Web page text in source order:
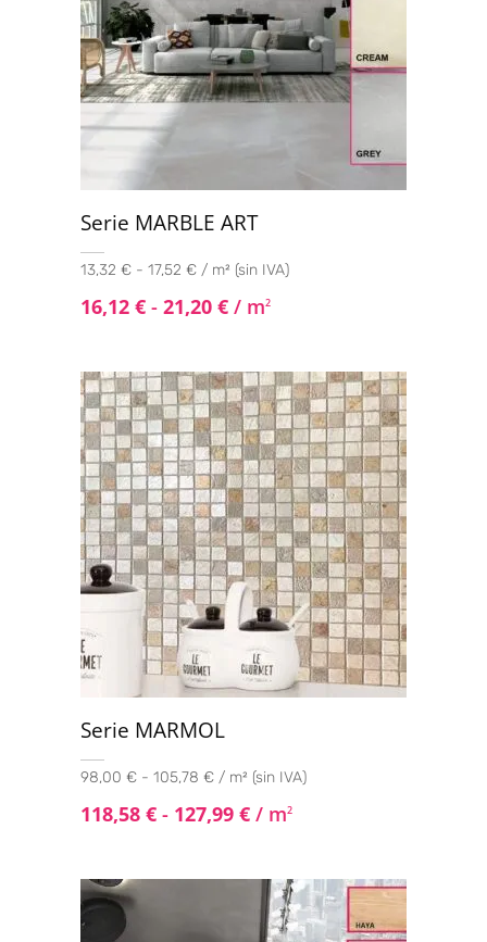
Serie MARBLE ART
13,32 € - 17,52 € / m² (sin IVA)
16,12 € - 21,20 € / m2
Serie MARMOL
98,00 € - 105,78 € / m² (sin IVA)
118,58 € - 127,99 € / m2